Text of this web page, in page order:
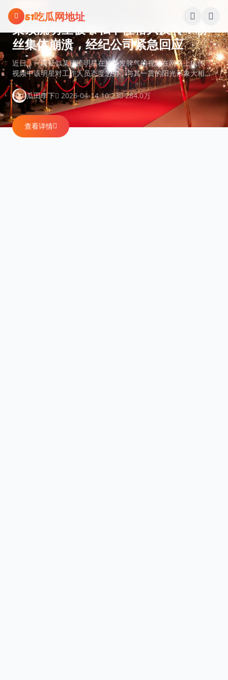
跳过导航
51吃瓜网地址
娱乐吃瓜
某顶流明星被曝私下性格大反转！粉
丝集体崩溃，经纪公司紧急回应
近日，一段疑似某顶流明星在片场发脾气的视频在网络上疯传，
视频中该明星对工作人员态度恶劣，与其一贯的阳光形象大相径
庭。粉丝们纷纷表示难以置信，经纪公司随即发表声明称视频系
断章取义。
瓜田李下 2026-04-14 10:23 284.0万
查看详情